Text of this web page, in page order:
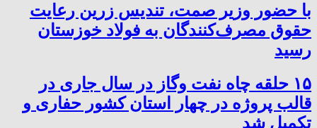
با حضور وزیر صمت، تندیس زرین رعایت
حقوق مصرف‌کنندگان به فولاد خوزستان
رسید
۱۵ حلقه چاه نفت وگاز در سال جاری در
قالب پروژه در چهار استان کشور حفاری و
تکمیل شد